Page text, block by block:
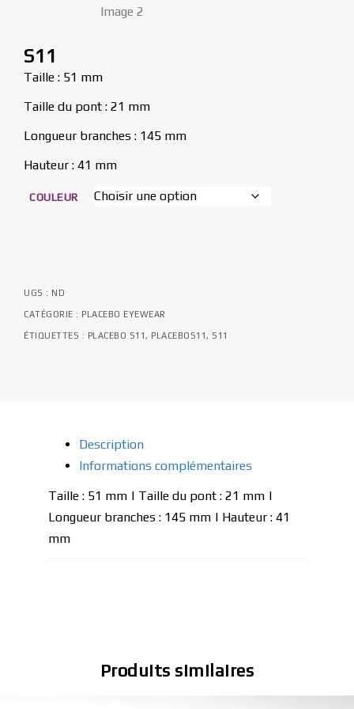
S11
Taille : 51 mm
Taille du pont : 21 mm
Longueur branches : 145 mm
Hauteur : 41 mm
COULEUR
UGS : ND
CATÉGORIE : PLACEBO EYEWEAR
ÉTIQUETTES : PLACEBO S11 , PLACEBOS11 , S11
Description
Informations complémentaires
Taille : 51 mm | Taille du pont : 21 mm |
Longueur branches : 145 mm | Hauteur : 41
mm
Produits similaires